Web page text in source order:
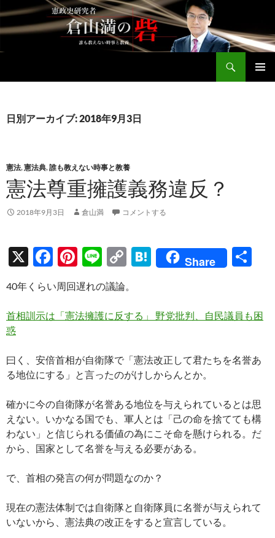
テ
ン
へ
ッ
日別アーカイブ: 2018年9月3日
憲法,憲法典,誰も教えない時事と教養
憲法尊重擁護義務違反？
2018年9月3日 倉山満 コメントする
X
F
ac
e
b
o
k
Pi
nt
er
es
Li
n
e
C
p
y
n
k
H
n
Share
40年くらい周回遅れの議論。
首相訓示は「憲法擁護に反する」 野党批判、自民議員も困
惑
曰く、安倍首相が自衛隊で「憲法改正して君たちを名誉あ
る地位にする」と言ったのがけしからんとか。
確かに今の自衛隊が名誉ある地位を与えられているとは思
えない。いかなる国でも、軍人とは「己の命を捨てても構
わない」と信じられる価値の為にこそ命を懸けられる。だ
から、国家として名誉を与える必要がある。
で、首相の発言の何が問題なのか？
現在の憲法体制では自衛隊と自衛隊員に名誉が与えられて
いないから、憲法典の改正をすると宣言している。